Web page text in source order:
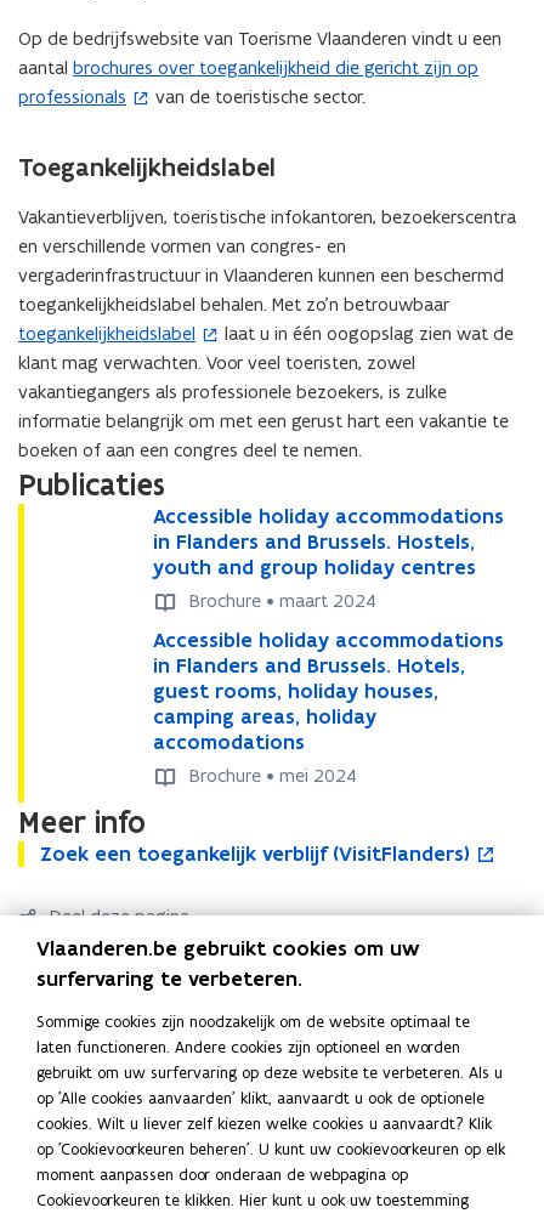
n
w
e
n
s
t
e
r
Op de bedrijfswebsite van Toerisme Vlaanderen vindt u een
aantal brochures over toegankelijkheid die gericht zijn op
professionals
(
o
e
n
t
i
n
n
i
e
u
w
v
e
van de toeristische sector.
Toegankelijkheidslabel
Vakantieverblijven, toeristische infokantoren, bezoekerscentra
en verschillende vormen van congres- en
vergaderinfrastructuur in Vlaanderen kunnen een beschermd
toegankelijkheidslabel behalen. Met zo'n betrouwbaar
toegankelijkheidslabel
(
o
p
e
n
t
i
s
t
)
laat u in één oogopslag zien wat de
klant mag verwachten. Voor veel toeristen, zowel
vakantiegangers als professionele bezoekers, is zulke
informatie belangrijk om met een gerust hart een vakantie te
boeken of aan een congres deel te nemen.
Publicaties
l
i
y
a
c
o
m
m
o
d
a
t
i
Accessible holiday accommodations
in Flanders and Brussels. Hostels,
youth and group holiday centres
A
c
c
e
s
s
i
b
l
e
h
o
i
y
a
c
o
m
m
o
d
a
t
i
Brochure • maart 2024
b
l
e
o
l
i
a
y
a
c
c
o
m
m
Accessible holiday accommodations
in Flanders and Brussels. Hotels,
guest rooms, holiday houses,
camping areas, holiday
accomodations
A
c
c
e
s
s
i
e
o
l
i
d
a
y
a
c
c
o
m
m
Brochure • mei 2024
Meer info
Z
e
e
t
o
e
g
a
n
k
e
o
t
i
n
i
e
u
w
v
e
n
Zoek een toegankelijk verblijf (VisitFlanders)
Z
e
e
t
o
e
g
a
n
k
e
Deel deze pagina
L
i
n
k
e
d
i
n
o
K
o
p
i
e
e
r
l
Contact
Kwaliteit
Inter, Agentschap Toegankelijk
Vlaanderen.be gebruikt cookies om uw
surfervaring te verbeteren.
Sommige cookies zijn noodzakelijk om de website optimaal te
laten functioneren. Andere cookies zijn optioneel en worden
gebruikt om uw surfervaring op deze website te verbeteren. Als u
op 'Alle cookies aanvaarden' klikt, aanvaardt u ook de optionele
cookies. Wilt u liever zelf kiezen welke cookies u aanvaardt? Klik
op 'Cookievoorkeuren beheren'. U kunt uw cookievoorkeuren op elk
moment aanpassen door onderaan de webpagina op
Cookievoorkeuren te klikken. Hier kunt u ook uw toestemming